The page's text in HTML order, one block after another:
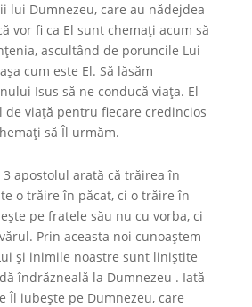
lui Dumnezeu, care au nădejdea
vor fi ca El sunt chemați acum să
ascultând de poruncile Lui
cum este El. Să lăsăm
Isus să ne conducă viața. El
de viață pentru fiecare credincios
să Îl urmăm.
apostolul arată că trăirea în
o trăire în păcat, ci o trăire în
pe fratele său nu cu vorba, ci
Prin aceasta noi cunoaștem
și inimile noastre sunt liniștite
îndrăzneală la Dumnezeu . Iată
Îl iubește pe Dumnezeu, care